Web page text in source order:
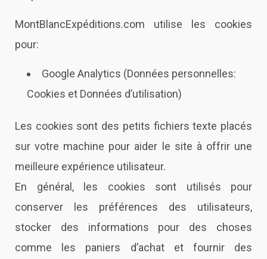
MontBlancExpéditions.com utilise les cookies
pour:
Google Analytics (Données personnelles:
Cookies et Données d’utilisation)
Les cookies sont des petits fichiers texte placés
sur votre machine pour aider le site à offrir une
meilleure expérience utilisateur.
En général, les cookies sont utilisés pour
conserver les préférences des utilisateurs,
stocker des informations pour des choses
comme les paniers d’achat et fournir des